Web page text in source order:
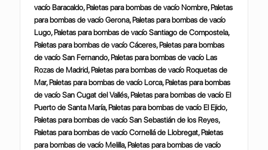
vacío Baracaldo, Paletas para bombas de vacío Nombre, Paletas
para bombas de vacío Gerona, Paletas para bombas de vacío
Lugo, Paletas para bombas de vacío Santiago de Compostela,
Paletas para bombas de vacío Cáceres, Paletas para bombas
de vacío San Fernando, Paletas para bombas de vacío Las
Rozas de Madrid, Paletas para bombas de vacío Roquetas de
Mar, Paletas para bombas de vacío Lorca, Paletas para bombas
de vacío San Cugat del Vallés, Paletas para bombas de vacío El
Puerto de Santa María, Paletas para bombas de vacío El Ejido,
Paletas para bombas de vacío San Sebastián de los Reyes,
Paletas para bombas de vacío Cornellá de Llobregat, Paletas
para bombas de vacío Melilla, Paletas para bombas de vacío